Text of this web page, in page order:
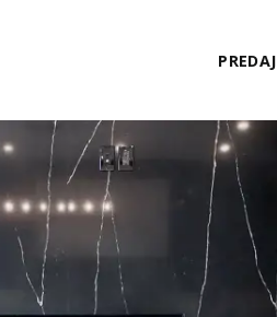
PREDAJ